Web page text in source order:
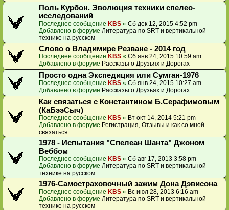
Поль Курбон. Эволюция техники спелео-
исследований
Последнее сообщение KBS « Сб дек 12, 2015 4:52 pm
Добавлено в форуме Литература по SRT и вертикальной
технике на русском
Слово о Владимире Резване - 2014 год
Последнее сообщение KBS « Сб янв 24, 2015 10:59 am
Добавлено в форуме Рассказы о Друзьях и Дорогах
Просто одна Экспедиция или Сумган-1976
Последнее сообщение KBS « Сб янв 24, 2015 10:27 am
Добавлено в форуме Рассказы о Друзьях и Дорогах
Как связаться с Константином Б.Серафимовым
(КаБээСыч)
Последнее сообщение KBS « Вт окт 14, 2014 5:21 pm
Добавлено в форуме Регистрация, Отзывы и как со мной
связаться
1978 - Испытания "Спелеан Шанта" Джоном
Веббом
Последнее сообщение KBS « Сб авг 17, 2013 3:58 pm
Добавлено в форуме Литература по SRT и вертикальной
технике на русском
1976-Самостраховочный зажим Дона Дэвисона
Последнее сообщение KBS « Вс июл 28, 2013 6:16 am
Добавлено в форуме Литература по SRT и вертикальной
технике на русском